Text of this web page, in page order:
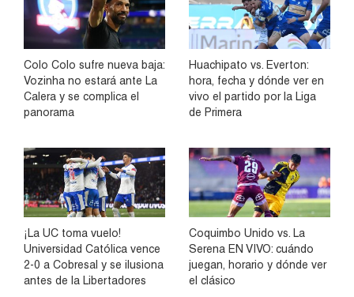
Colo Colo sufre nueva baja:
Vozinha no estará ante La
Calera y se complica el
panorama
Huachipato vs. Everton:
hora, fecha y dónde ver en
vivo el partido por la Liga
de Primera
¡La UC toma vuelo!
Universidad Católica vence
2-0 a Cobresal y se ilusiona
antes de la Libertadores
Coquimbo Unido vs. La
Serena EN VIVO: cuándo
juegan, horario y dónde ver
el clásico